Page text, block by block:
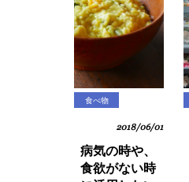
食べ物
2018/06/01
病気の時や、
食欲がない時